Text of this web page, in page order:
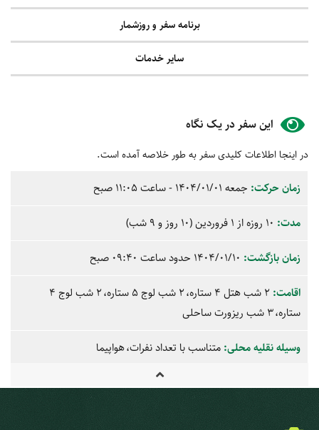
برنامه سفر و روزشمار
سایر خدمات
این سفر در یک نگاه
در اینجا اطلاعات کلیدی سفر به طور خلاصه آمده است.
زمان حرکت: جمعه 1404/01/01 - ساعت11:05 صبح
مدت: 10 روزه از 1 فروردین (10 روز و 9 شب)
زمان بازگشت: 1404/01/10 حدود ساعت 09:40 صبح
اقامت: 2 شب هتل 4 ستاره 2 شب لوج 5 ستاره
2 شب لوج 4
ستاره 3 شب ریزورت ساحلی
وسیله نقلیه محلی: متناسب با تعداد نفرات هواپیما